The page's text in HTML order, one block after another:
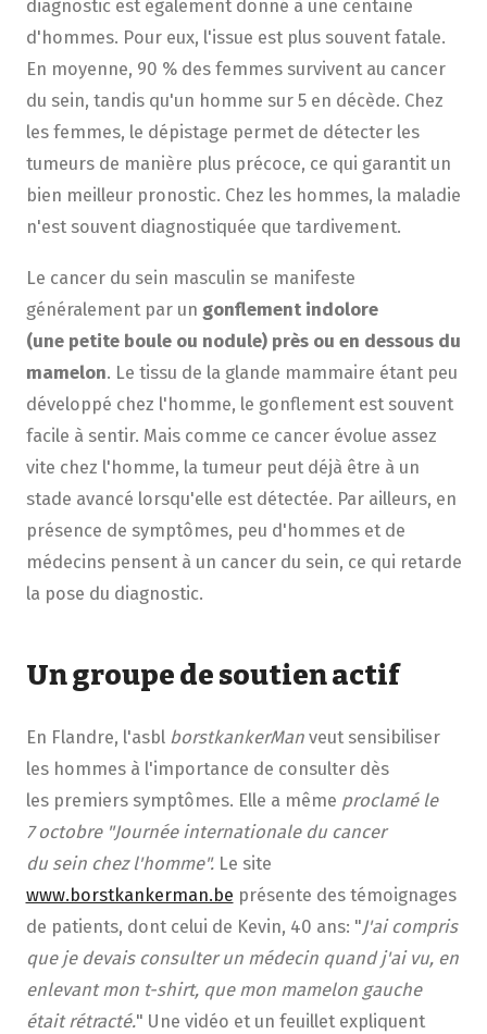
diagnostic est également donné à une centaine
d'hommes. Pour eux, l'issue est plus souvent fatale.
En moyenne, 90 % des femmes survivent au cancer
du sein, tandis qu'un homme sur 5 en décède. Chez
les femmes, le dépistage permet de détecter les
tumeurs de manière plus précoce, ce qui garantit un
bien meilleur pronostic. Chez les hommes, la maladie
n'est souvent diagnostiquée que tardivement.
Le cancer du sein masculin se manifeste
généralement par un gonflement indolore
(une petite boule ou nodule) près ou en dessous du
mamelon. Le tissu de la glande mammaire étant peu
développé chez l'homme, le gonflement est souvent
facile à sentir. Mais comme ce cancer évolue assez
vite chez l'homme, la tumeur peut déjà être à un
stade avancé lorsqu'elle est détectée. Par ailleurs, en
présence de symptômes, peu d'hommes et de
médecins pensent à un cancer du sein, ce qui retarde
la pose du diagnostic.
Un groupe de soutien actif
En Flandre, l'asbl borstkankerManveut sensibiliser
les hommes à l'importance de consulter dès
les premiers symptômes. Elle a même proclamé le
7 octobre "Journée internationale du cancer
du sein chez l'homme".Le site
www.borstkankerman.be présente des témoignages
de patients, dont celui de Kevin, 40 ans: "J'ai compris
que je devais consulter un médecin quand j'ai vu, en
enlevant mon t-shirt, que mon mamelon gauche
était rétracté." Une vidéo et un feuillet expliquent